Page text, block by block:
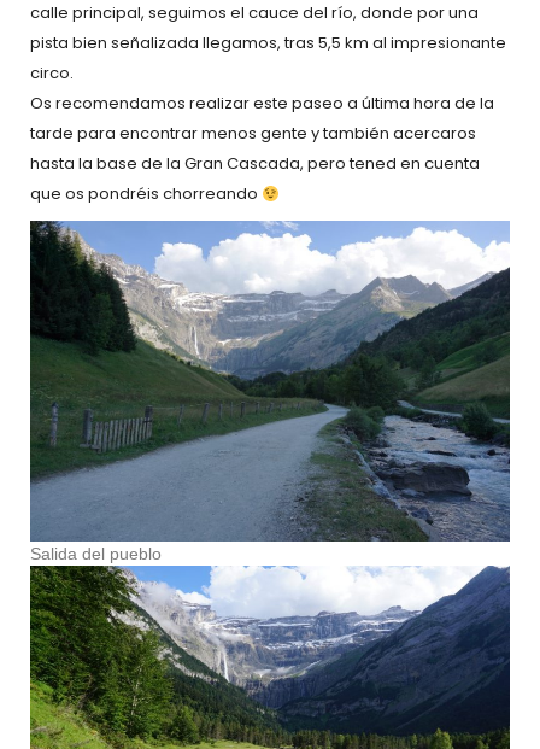
calle principal, seguimos el cauce del río, donde por una
pista bien señalizada llegamos, tras 5,5 km al impresionante
circo.
Os recomendamos realizar este paseo a última hora de la
tarde para encontrar menos gente y también acercaros
hasta la base de la Gran Cascada, pero tened en cuenta
que os pondréis chorreando
Salida del pueblo